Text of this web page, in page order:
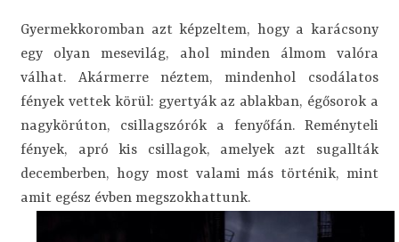
Gyermekkoromban azt képzeltem, hogy a karácsony
egy olyan mesevilág, ahol minden álmom valóra
válhat. Akármerre néztem, mindenhol csodálatos
fények vettek körül: gyertyák az ablakban, égősorok a
nagykörúton, csillagszórók a fenyőfán. Reményteli
fények, apró kis csillagok, amelyek azt sugallták
decemberben, hogy most valami más történik, mint
amit egész évben megszokhattunk.